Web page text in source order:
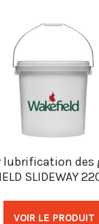
lubrification des
SLIDEWAY
VOIR LE PRODUIT